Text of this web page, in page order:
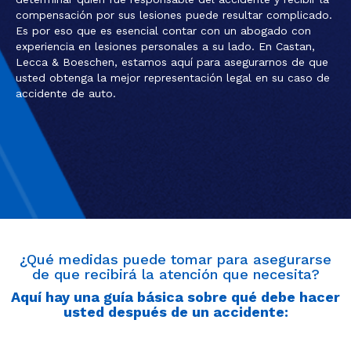
compensación por sus lesiones puede resultar complicado.
Es por eso que es esencial contar con un abogado con
experiencia en lesiones personales a su lado. En Castan,
Lecca & Boeschen, estamos aquí para asegurarnos de que
usted obtenga la mejor representación legal en su caso de
accidente de auto.
¿Qué medidas puede tomar para asegurarse
de que recibirá la atención que necesita?
Aquí hay una guía básica sobre qué debe hacer
usted después de un accidente: